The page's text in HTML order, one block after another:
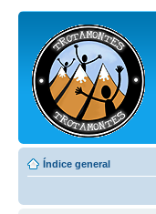
Índice general